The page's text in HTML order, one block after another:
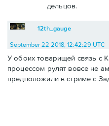
дельцов.
12th_gauge
September 22 2018, 12:42:29 UTC
У обоих товарищей связь с
процессом рулят вовсе не
предположили в стриме с